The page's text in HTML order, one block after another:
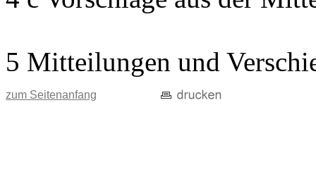
5 Mitteilungen und
zum Seitenanfang